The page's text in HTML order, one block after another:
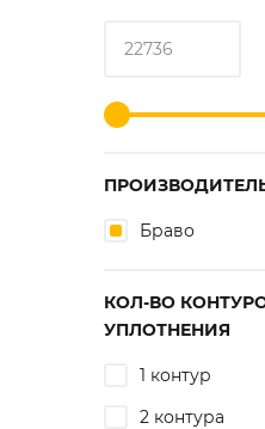
Браво
КОЛ-ВО
УПЛОТНЕНИЯ
1 контур
2 контура